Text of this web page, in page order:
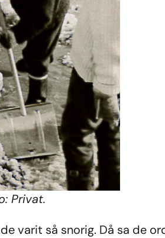
Privat.
varit så snorig. Då sa de